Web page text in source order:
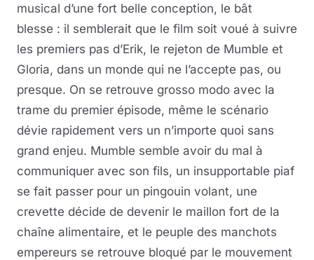
musical d’une fort belle conception, le bât
blesse : il semblerait que le film soit voué à suivre
les premiers pas d’Erik, le rejeton de Mumble et
Gloria, dans un monde qui ne l’accepte pas, ou
presque. On se retrouve grosso modo avec la
trame du premier épisode, même le scénario
dévie rapidement vers un n’importe quoi sans
grand enjeu. Mumble semble avoir du mal à
communiquer avec son fils, un insupportable piaf
se fait passer pour un pingouin volant, une
crevette décide de devenir le maillon fort de la
chaîne alimentaire, et le peuple des manchots
empereurs se retrouve bloqué par le mouvement